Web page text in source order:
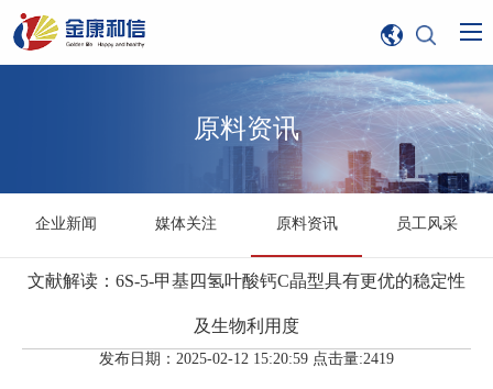
原料资讯
企业新闻 媒体关注 原料资讯 员工风采
文献解读：6S-5-甲基四氢叶酸钙C晶型具有更优的稳定性
及生物利用度
发布日期：2025-02-12 15:20:59 点击量:2419